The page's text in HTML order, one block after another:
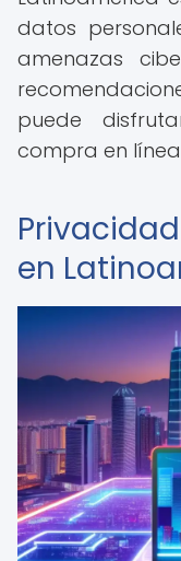
datos
amenazas
puede
compra en
en